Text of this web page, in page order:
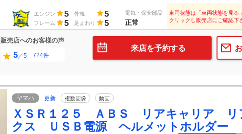
エンジン 5 外観 5
フレーム 5 足まわり 5
電気・保安部品
正常
車両状態は「車両状態を見る
クリックし販売店にご確認下
販売店へのお客様の声
5／5 724件
来店を予約する
ヤマハ 更新 複数画像 動画
ＸＳＲ１２５ ＡＢＳ リアキャリア リ
クス ＵＳＢ電源 ヘルメットホルダー